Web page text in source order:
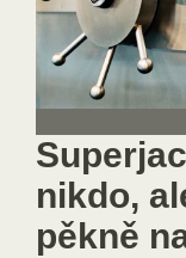
nikdo,
pěkně